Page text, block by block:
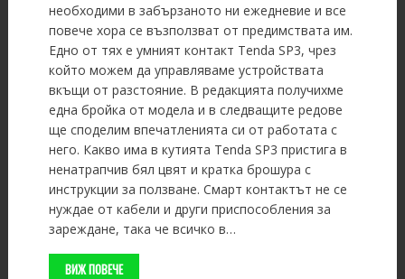
необходими в забързаното ни ежедневие и все
повече хора се възползват от предимствата им.
Едно от тях е умният контакт Tenda SP3, чрез
който можем да управляваме устройствата
вкъщи от разстояние. В редакцията получихме
една бройка от модела и в следващите редове
ще споделим впечатленията си от работата с
него. Какво има в кутията Tenda SP3 пристига в
ненатрапчив бял цвят и кратка брошура с
инструкции за ползване. Смарт контактът не се
нуждае от кабели и други приспособления за
зареждане, така че всичко в…
ВИЖ ПОВЕЧЕ